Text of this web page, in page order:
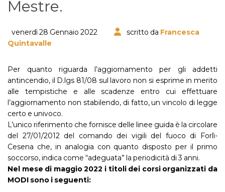
Mestre.
venerdì 28 Gennaio 2022 scritto da Francesca
Quintavalle
Per quanto riguarda l’aggiornamento per gli addetti
antincendio, il D.lgs 81/08 sul lavoro non si esprime in merito
alle tempistiche e alle scadenze entro cui effettuare
l’aggiornamento non stabilendo, di fatto, un vincolo di legge
certo e univoco.
L’unico riferimento che fornisce delle linee guida è la circolare
del 27/01/2012 del comando dei vigili del fuoco di Forlì-
Cesena che, in analogia con quanto disposto per il primo
soccorso, indica come “adeguata” la periodicità di 3 anni.
Nel mese di maggio 2022 i titoli dei corsi organizzati da
MODI sono i seguenti: